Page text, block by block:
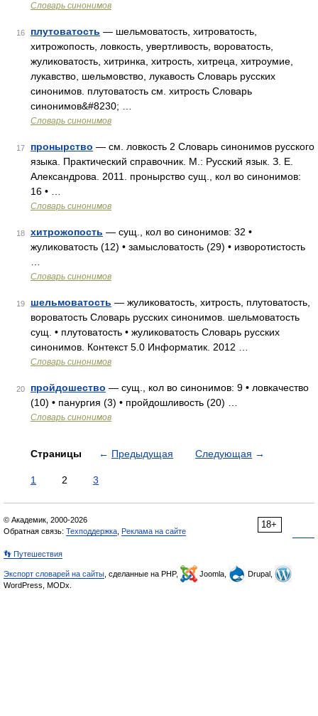
Словарь синонимов
16 плутоватость — шельмоватость, хитроватость,
хитрожопость, ловкость, увертливость, вороватость,
жуликоватость, хитринка, хитрость, хитреца, хитроумие,
лукавство, шельмовство, лукавость Словарь русских
синонимов. плутоватость см. хитрость Словарь
синонимов&#8230; …
Словарь синонимов
17 пронырство — см. ловкость 2 Словарь синонимов русского
языка. Практический справочник. М.: Русский язык. З. Е.
Александрова. 2011. пронырство сущ., кол во синонимов:
16 • …
Словарь синонимов
18 хитрожопость — сущ., кол во синонимов: 32 •
жуликоватость (12) • замысловатость (29) • изворотистость
Словарь синонимов
19 шельмоватость — жуликоватость, хитрость, плутоватость,
вороватость Словарь русских синонимов. шельмоватость
сущ. • плутоватость • жуликоватость Словарь русских
синонимов. Контекст 5.0 Информатик. 2012 …
Словарь синонимов
20 пройдошество — сущ., кол во синонимов: 9 • ловкачество
(10) • панургия (3) • пройдошливость (20) …
Словарь синонимов
Страницы ← Предыдущая Следующая →
1 2 3
18+
© Академик, 2000-2026
Обратная связь: Техподдержка Реклама на сайте
👣 Путешествия
Экспорт словарей на сайты , сделанные на PHP, Joomla,
Drupal,
WordPress, MODx.